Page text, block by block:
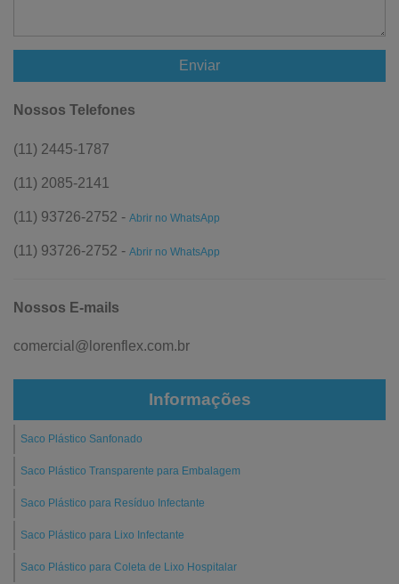
Enviar
Nossos Telefones
(11) 2445-1787
(11) 2085-2141
(11) 93726-2752 - Abrir no WhatsApp
(11) 93726-2752 - Abrir no WhatsApp
Nossos E-mails
comercial@lorenflex.com.br
Informações
Saco Plástico Sanfonado
Saco Plástico Transparente para Embalagem
Saco Plástico para Resíduo Infectante
Saco Plástico para Lixo Infectante
Saco Plástico para Coleta de Lixo Hospitalar